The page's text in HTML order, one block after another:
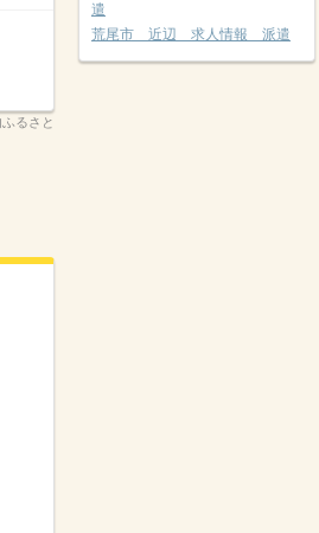
るさと
遣
荒尾市 近辺 求人情報 派遣